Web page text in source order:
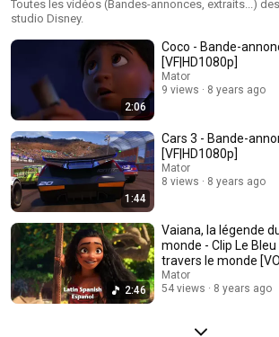
Toutes les vidéos (Bandes-annonces, extraits...)
studio Disney.
2:06
Coco - Bande-
[VF|HD1080p]
Mator
9 views
8 years ago
1:44
Cars 3 - Bande-
[VF|HD1080p]
Mator
8 views
8 years ago
2:46
Vaiana, la légende
monde - Clip Le
travers le monde
Mator
54 views
8 years ago